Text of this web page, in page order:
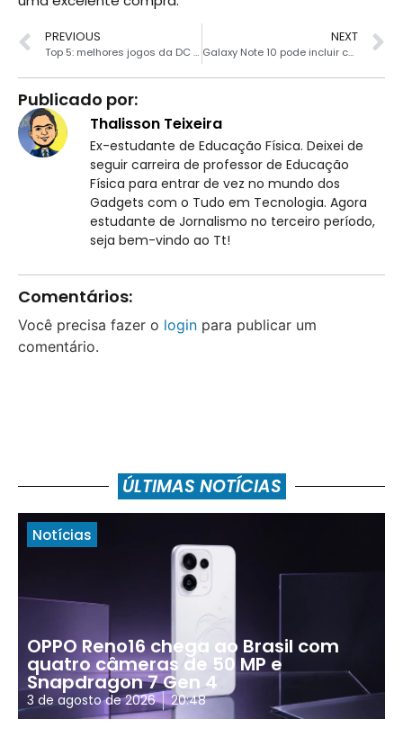
PREVIOUS
Top 5: melhores jogos da DC Comics para Android
NEXT
Galaxy Note 10 pode incluir carregamento rápido de 45W
Publicado por:
Thalisson Teixeira
Ex-estudante de Educação Física. Deixei de
seguir carreira de professor de Educação
Física para entrar de vez no mundo dos
Gadgets com o Tudo em Tecnologia. Agora
estudante de Jornalismo no terceiro período,
seja bem-vindo ao Tt!
Comentários:
Você precisa fazer o login para publicar um
comentário.
ÚLTIMAS NOTÍCIAS
Notícias
OPPO Reno16 chega ao Brasil com
quatro câmeras de 50 MP e
Snapdragon 7 Gen 4
3 de agosto de 2026 20:48